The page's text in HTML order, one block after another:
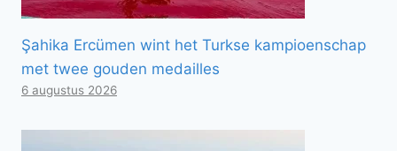
Şahika Ercümen wint het Turkse kampioenschap
met twee gouden medailles
6 augustus 2026